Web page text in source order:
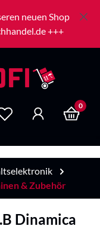
neuen Shop
+++
anzeigen 0
& Zubehör
Dinamica